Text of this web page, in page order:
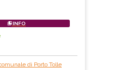
INFO
di Porto Tolle